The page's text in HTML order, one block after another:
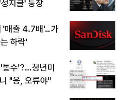
지글' 등장
'매출 4.7배'…가
하락'
통수'?...청년미
"응, 오류야"